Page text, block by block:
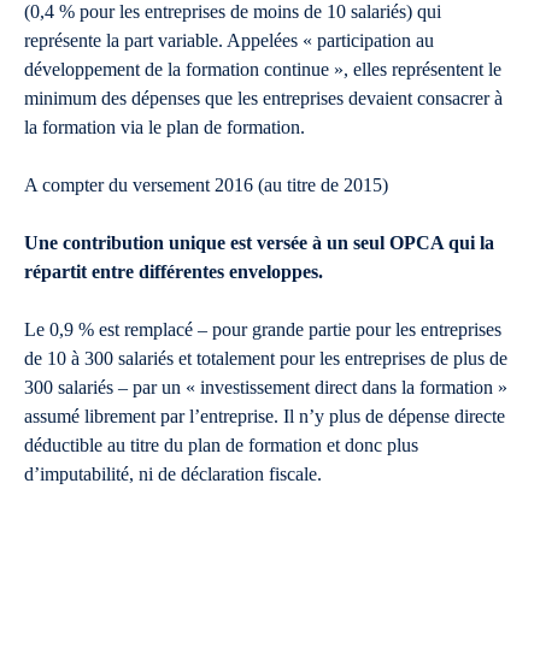
(0,4 % pour les entreprises de moins de 10 salariés) qui
représente la part variable. Appelées « participation au
développement de la formation continue », elles représentent le
minimum des dépenses que les entreprises devaient consacrer à
la formation via le plan de formation.
A compter du versement 2016 (au titre de 2015)
Une contribution unique est versée à un seul OPCA qui la
répartit entre différentes enveloppes.
Le 0,9 % est remplacé – pour grande partie pour les entreprises
de 10 à 300 salariés et totalement pour les entreprises de plus de
300 salariés – par un « investissement direct dans la formation »
assumé librement par l’entreprise. Il n’y plus de dépense directe
déductible au titre du plan de formation et donc plus
d’imputabilité, ni de déclaration fiscale.